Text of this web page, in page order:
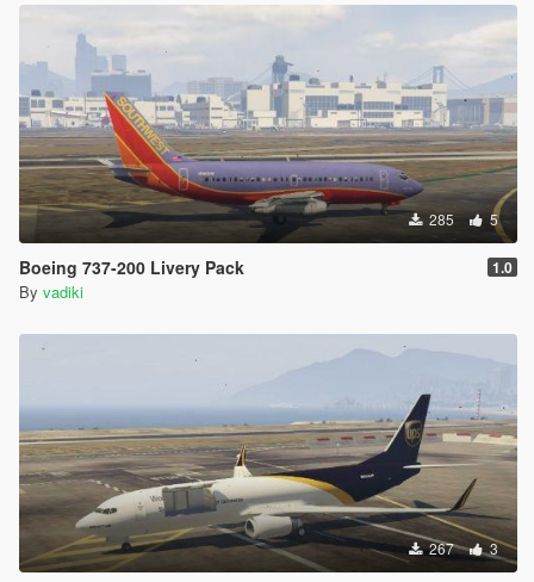
285 5
Boeing 737-200 Livery Pack 1.0
By vadiki
267 3